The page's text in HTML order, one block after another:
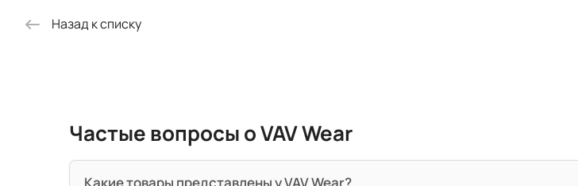
Назад к списку
Частые вопросы о VAV Wear